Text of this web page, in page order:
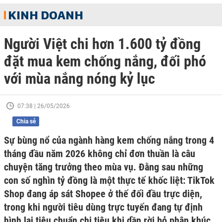
KINH DOANH
Người Việt chi hơn 1.600 tỷ đồng
đặt mua kem chống nắng, đối phó
với mùa nắng nóng kỷ lục
07:38 | 26/05/2026
Chia sẻ
Sự bùng nổ của ngành hàng kem chống nắng trong 4
tháng đầu năm 2026 không chỉ đơn thuần là câu
chuyện tăng trưởng theo mùa vụ. Đằng sau những
con số nghìn tỷ đồng là một thực tế khốc liệt: TikTok
Shop đang áp sát Shopee ở thế đối đầu trực diện,
trong khi người tiêu dùng trực tuyến đang tự định